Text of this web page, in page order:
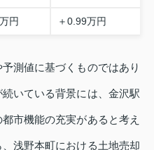
円 ＋0.99万円
測値に基づくものではあり
いている背景には、金沢駅
市機能の充実があると考え
浅野本町における土地売却